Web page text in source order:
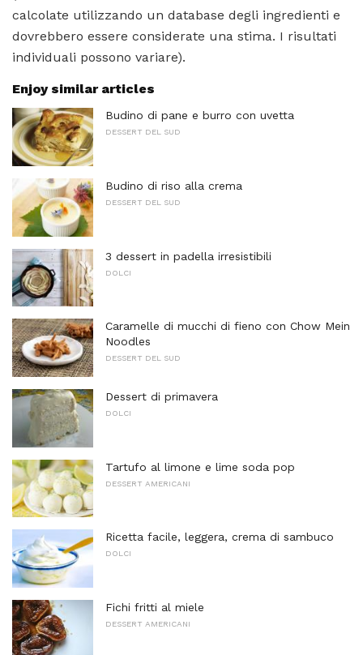
calcolate utilizzando un database degli ingredienti e
dovrebbero essere considerate una stima. I risultati
individuali possono variare).
Enjoy similar articles
Budino di pane e burro con uvetta
DESSERT DEL SUD
Budino di riso alla crema
DESSERT DEL SUD
3 dessert in padella irresistibili
DOLCI
Caramelle di mucchi di fieno con Chow Mein
Noodles
DESSERT DEL SUD
Dessert di primavera
DOLCI
Tartufo al limone e lime soda pop
DESSERT AMERICANI
Ricetta facile, leggera, crema di sambuco
DOLCI
Fichi fritti al miele
DESSERT AMERICANI